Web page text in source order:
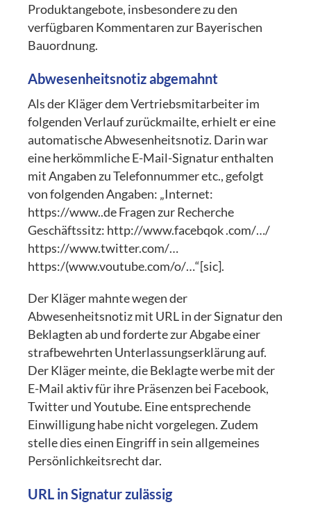
Produktangebote, insbesondere zu den
verfügbaren Kommentaren zur Bayerischen
Bauordnung.
Abwesenheitsnotiz abgemahnt
Als der Kläger dem Vertriebsmitarbeiter im
folgenden Verlauf zurückmailte, erhielt er eine
automatische Abwesenheitsnotiz. Darin war
eine herkömmliche E-Mail-Signatur enthalten
mit Angaben zu Telefonnummer etc., gefolgt
von folgenden Angaben: „Internet:
https://www..de Fragen zur Recherche
Geschäftssitz: http://www.facebqok .com/…/
https://www.twitter.com/…
https:/(www.voutube.com/o/…“[sic].
Der Kläger mahnte wegen der
Abwesenheitsnotiz mit URL in der Signatur den
Beklagten ab und forderte zur Abgabe einer
strafbewehrten Unterlassungserklärung auf.
Der Kläger meinte, die Beklagte werbe mit der
E-Mail aktiv für ihre Präsenzen bei Facebook,
Twitter und Youtube. Eine entsprechende
Einwilligung habe nicht vorgelegen. Zudem
stelle dies einen Eingriff in sein allgemeines
Persönlichkeitsrecht dar.
URL in Signatur zulässig